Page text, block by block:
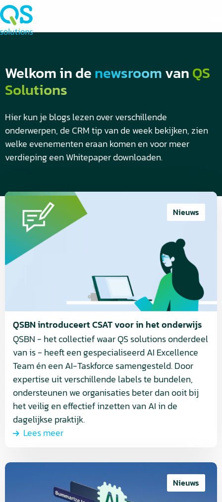
Welkom in denewsroomvanQS
Solutions
Hier kun je blogs lezen over verschillende
onderwerpen, de CRM tip van de week bekijken, zien
welke evenementen eraan komen en voor meer
verdieping een Whitepaper downloaden.
QSBN introduceert CSAT voor in het onderwijs
Nieuws
QSBN - het collectief waar QS solutions onderdeel
van is - heeft een gespecialiseerd AI Excellence
Team én een AI-Taskforce samengesteld. Door
expertise uit verschillende labels te bundelen,
ondersteunen we organisaties beter dan ooit bij
het veilig en effectief inzetten van AI in de
dagelijkse praktijk.
Lees meer
Lees
meer
introduceert
CSAT
onderwijs
Nieuws
Lees